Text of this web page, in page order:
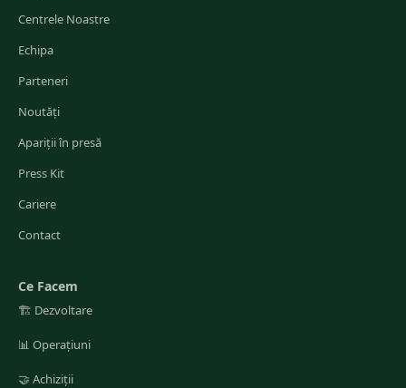
Centrele Noastre
Echipa
Parteneri
Noutăți
Apariții în presă
Press Kit
Cariere
Contact
Ce Facem
🏗️ Dezvoltare
📊 Operațiuni
🤝 Achiziții